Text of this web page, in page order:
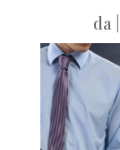
da